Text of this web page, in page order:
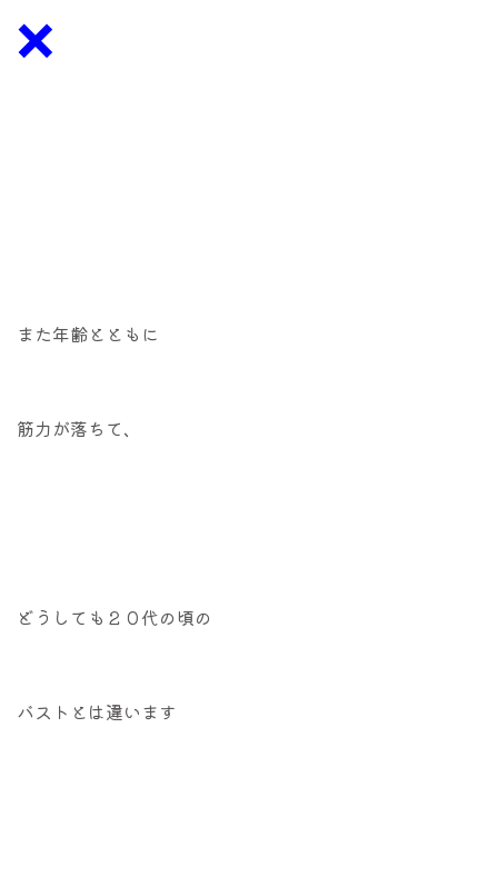
❌
また年齢とともに
筋力が落ちて、
どうしても２０代の頃の
バストとは違います